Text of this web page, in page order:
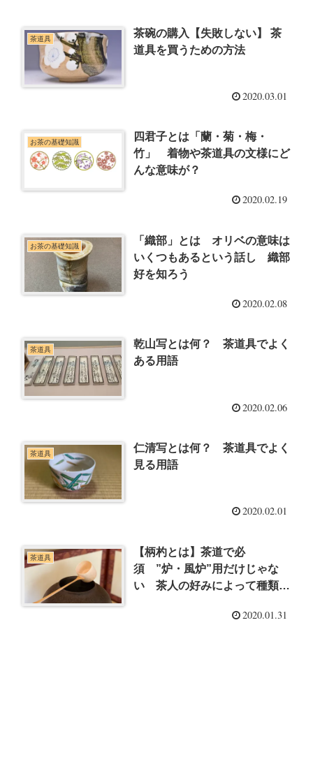
茶道具
茶碗の購入【失敗しない】 茶
道具を買うための方法
2020.03.01
お茶の基礎知識
四君子とは「蘭・菊・梅・
竹」 着物や茶道具の文様にど
んな意味が？
2020.02.19
お茶の基礎知識
「織部」とは オリベの意味は
いくつもあるという話し 織部
好を知ろう
2020.02.08
茶道具
乾山写とは何？ 茶道具でよく
ある用語
2020.02.06
茶道具
仁清写とは何？ 茶道具でよく
見る用語
2020.02.01
茶道具
【柄杓とは】茶道で必
須 ”炉・風炉”用だけじゃな
い 茶人の好みによって種類は
2020.01.31